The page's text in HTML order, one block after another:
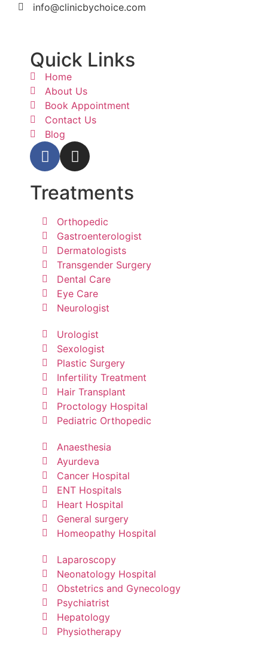
info@clinicbychoice.com
Quick Links
Home
About Us
Book Appointment
Contact Us
Blog
Treatments
Orthopedic
Gastroenterologist
Dermatologists
Transgender Surgery
Dental Care
Eye Care
Neurologist
Urologist
Sexologist
Plastic Surgery
Infertility Treatment
Hair Transplant
Proctology Hospital
Pediatric Orthopedic
Anaesthesia
Ayurdeva
Cancer Hospital
ENT Hospitals
Heart Hospital
General surgery
Homeopathy Hospital
Laparoscopy
Neonatology Hospital
Obstetrics and Gynecology
Psychiatrist
Hepatology
Physiotherapy